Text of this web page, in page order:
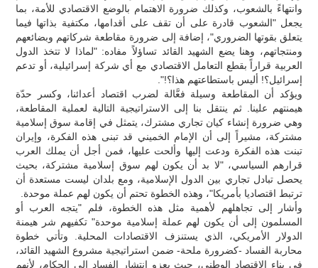
وانتهاءً بالشعوب، وكذلك ضرورة الاهتمام بالوضع الاقتصادي للأمة، بما
يجعل "الشعوب قادرة على أن تقف على أقدامها، مكتفية بذاتها فيما
يتعلق بقوتها الضروري"، إضافة إلى ضرورة مقاطعة شركاتهم وبضائعهم
ومنتجاتهم، وهنا يضع الشهيد القائد تساؤلاً مفاده: "لماذا لا تتخذ الدول
العربية قراراً بقطع التعامل الاقتصادي مع أي شركة إسرائيلية، أو تدعم
إسرائيل؟! أليس باستطاعتهم هذا؟!".
ويؤكد أن المقاطعة وسيلة فعَّالة لضرب اقتصاد أعدائنا، وكسر حدّة
هيمنتهم علينا. ثم ينتقل بنا إلى الاستراتيجية التالية لعملية المقاطعة،
وهي ضرورة إنشاء كيان تجاري مشترك، يتمثل في إقامة سوق إسلامية
مشتركة، مشيراً إلى أن الإمام الخميني قد تبنى هذه الفكرة، وإيران
تبنت هذه الفكرة ودعت إليها وألحت عليها، فمن أجل أن يملك العرب
قرارهم السياسي، "لا بد أن يكون لهم سوق إسلامية مشتركة، بحيث
يحصل تبادل تجاري بين الدول الإسلامية، ومع بلدان ليست مستعدة أن
ترتبط اقتصاديا بأمريكا"، وهذه الخطوة تحتم أن يكون لهم عملة موحدة.
وأشار إلى تجاهلهم لأهمية مثل هذه الخطوة، فلم "يتجه العرب أو
المسلمون إلى أن يكون لهم عملة إسلامية موحدة" تكفيهم شر هيمنة
الدولار الأمريكي، الذي يستنزف الاقتصادات المحلية. وتأتي خطوة
محاربة الفساد -كضرورة ملحة- ضمن استراتيجية مشروع الشهيد القائد،
في بناء الاقتصاد الوطني، حيث يعزو انتشار الفساد إلى الحكام، لأنهم